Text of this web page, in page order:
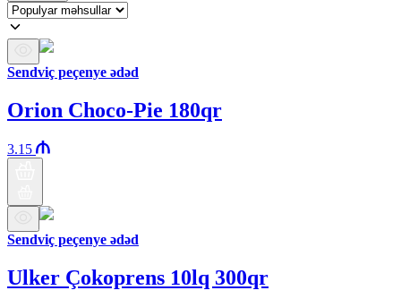
Sendviç peçenye ədəd
Orion Choco-Pie 180qr
3.15
Sendviç peçenye ədəd
Ulker Çokoprens 10lq 300qr